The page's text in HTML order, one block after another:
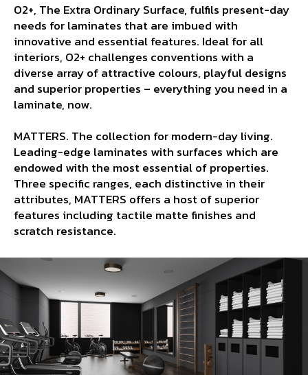
O2+, The Extra Ordinary Surface, fulfils present-day
needs for laminates that are imbued with
innovative and essential features. Ideal for all
interiors, O2+ challenges conventions with a
diverse array of attractive colours, playful designs
and superior properties – everything you need in a
laminate, now.
MATTERS. The collection for modern-day living.
Leading-edge laminates with surfaces which are
endowed with the most essential of properties.
Three specific ranges, each distinctive in their
attributes, MATTERS offers a host of superior
features including tactile matte finishes and
scratch resistance.